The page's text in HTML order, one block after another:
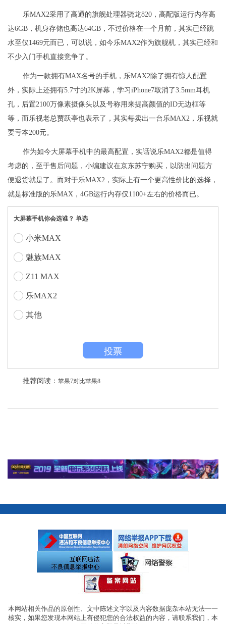
乐MAX2采用了高通的旗舰处理器骁龙820，高配版运行内存高
达6GB，机身存储也高达64GB，不过价格在一个月前，其实已经跳
水至仅1469元而已，可以说，如今乐MAX2作为旗舰机，其实已经和
不少入门手机直接竞争了。
作为一款拥有MAX名号的手机，乐MAX2除了拥有惊人配置
外，实际上还拥有5.7寸的2K屏幕，学习iPhone7取消了3.5mm耳机
孔，后置2100万像素摄像头以及号称用来提高颜值的ID无边框等
等，而乐视老总贾跃亭也表示了，其实每卖出一台乐MAX2，乐视就
要亏本200元。
作为如今大屏幕手机中的最高配置，实话说乐MAX2都是值得
考虑的，至于售后问题，小编建议在京东苏宁购买，以防出问题方
便退货就是了。而对于乐MAX2，实际上有一个更高性价比的选择，
就是标准版的乐MAX，4GB运行内存仅1100+左右的价格而已。
大屏幕手机你会选谁？ 单选
小米MAX
魅族MAX
Z11 MAX
乐MAX2
其他
投票
推荐阅读： 苹果7对比苹果8
本网站相关作品的原创性、文中陈述文字以及内容数据庞杂本站无法一一
核实，如果您发现本网站上有侵犯您的合法权益的内容，请联系我们，本